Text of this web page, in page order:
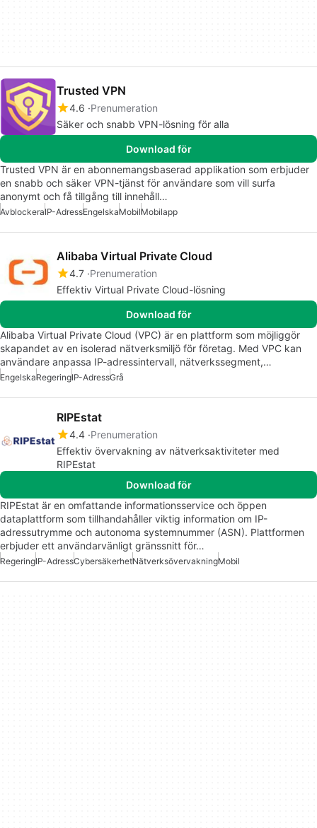
Trusted VPN
4.6 Prenumeration
Säker och snabb VPN-lösning för alla
Download för
Trusted VPN är en abonnemangsbaserad applikation som erbjuder
en snabb och säker VPN-tjänst för användare som vill surfa
anonymt och få tillgång till innehåll…
AvblockeraIP-AdressEngelskaMobilMobilapp
Alibaba Virtual Private Cloud
4.7 Prenumeration
Effektiv Virtual Private Cloud-lösning
Download för
Alibaba Virtual Private Cloud (VPC) är en plattform som möjliggör
skapandet av en isolerad nätverksmiljö för företag. Med VPC kan
användare anpassa IP-adressintervall, nätverkssegment,…
EngelskaRegeringIP-AdressGrå
RIPEstat
4.4 Prenumeration
Effektiv övervakning av nätverksaktiviteter med
RIPEstat
Download för
RIPEstat är en omfattande informationsservice och öppen
dataplattform som tillhandahåller viktig information om IP-
adressutrymme och autonoma systemnummer (ASN). Plattformen
erbjuder ett användarvänligt gränssnitt för…
RegeringIP-AdressCybersäkerhetNätverksövervakningMobil